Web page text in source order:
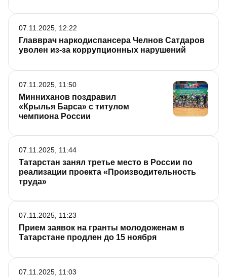
Главврач наркодиспансера Челнов Сатдаров
уволен из-за коррупционных нарушений
07.11.2025, 12:22
Минниханов поздравил
«Крылья Барса» с титулом
чемпиона России
07.11.2025, 11:50
Татарстан занял третье место в России по
реализации проекта «Производительность
труда»
07.11.2025, 11:44
Прием заявок на гранты молодоженам в
Татарстане продлен до 15 ноября
07.11.2025, 11:23
07.11.2025, 11:03